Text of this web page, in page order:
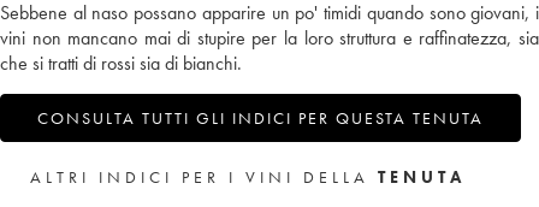
Sebbene al naso possano apparire un po' timidi quando sono giovani, i
vini non mancano mai di stupire per la loro struttura e raffinatezza, sia
che si tratti di rossi sia di bianchi.
CONSULTA TUTTI GLI INDICI PER QUESTA TENUTA
ALTRI INDICI PER I VINI DELLA TENUTA